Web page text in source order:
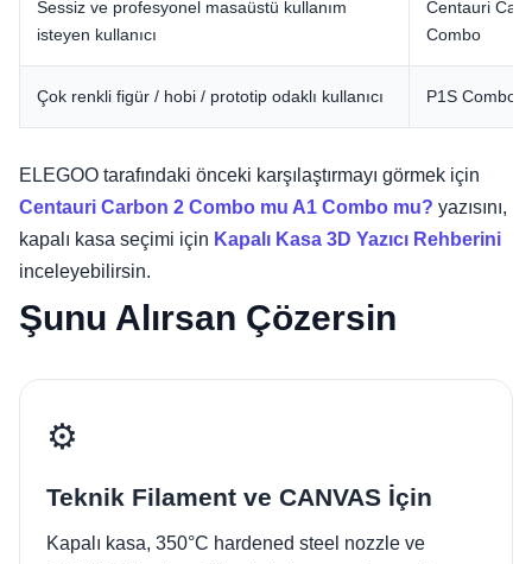
Sessiz ve profesyonel masaüstü kullanım
isteyen kullanıcı
Centauri
Combo
Çok renkli figür / hobi / prototip odaklı kullanıcı P1S Combo
ELEGOO tarafındaki önceki karşılaştırmayı görmek için
Centauri Carbon 2 Combo mu A1 Combo mu? yazısını,
kapalı kasa seçimi için Kapalı Kasa 3D Yazıcı Rehberini
inceleyebilirsin.
Şunu Alırsan Çözersin
⚙️
Teknik Filament ve CANVAS İçin
Kapalı kasa, 350°C hardened steel nozzle ve